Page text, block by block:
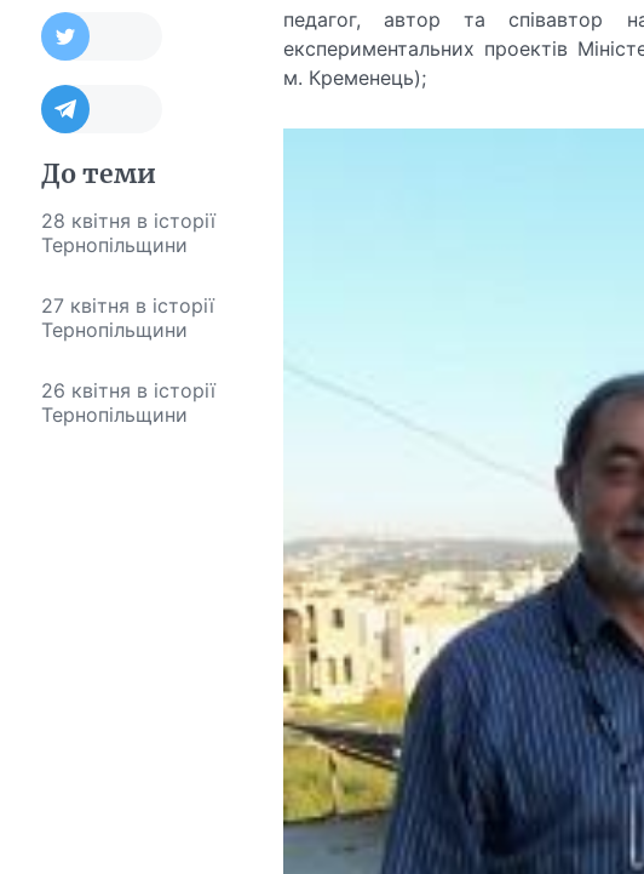
До теми
28 квітня в історії
Тернопільщини
27 квітня в історії
Тернопільщини
26 квітня в історії
Тернопільщини
педагог, автор та співавтор
експериментальних проектів
м. Кременець);